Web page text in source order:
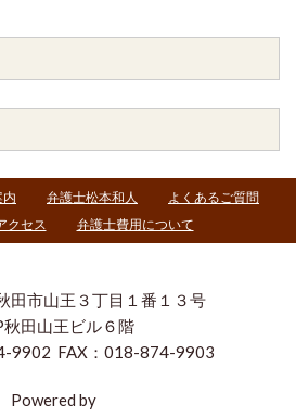
弁護士松本和人
よくあるご質問
クセス
弁護士費用について
田市山王３丁目１番１３号
秋田山王ビル６階
9902 FAX：018-874-9903
Powered by